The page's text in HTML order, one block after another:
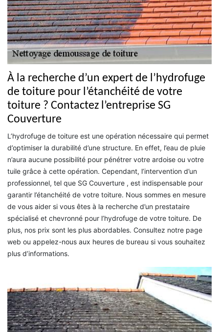
À la recherche d’un expert de l’hydrofuge
de toiture pour l’étanchéité de votre
toiture ? Contactez l’entreprise SG
Couverture
L’hydrofuge de toiture est une opération nécessaire qui permet
d’optimiser la durabilité d’une structure. En effet, l’eau de pluie
n’aura aucune possibilité pour pénétrer votre ardoise ou votre
tuile grâce à cette opération. Cependant, l’intervention d’un
professionnel, tel que SG Couverture , est indispensable pour
garantir l’étanchéité de votre toiture. Nous sommes en mesure
de vous aider si vous êtes à la recherche d’un prestataire
spécialisé et chevronné pour l’hydrofuge de votre toiture. De
plus, nos prix sont les plus abordables. Consultez notre page
web ou appelez-nous aux heures de bureau si vous souhaitez
plus d’informations.